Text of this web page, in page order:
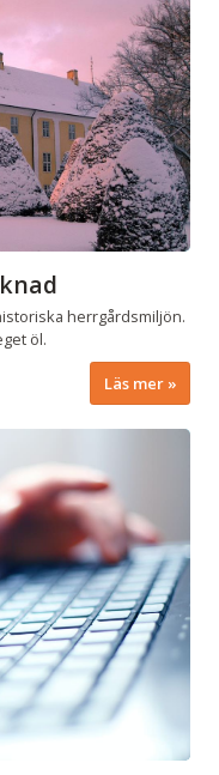
herrgårdsmiljön.
öl.
Läs mer